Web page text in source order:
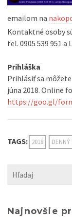
emailom na
Kontaktné osoby
tel. 0905 539 951 a
Prihláška
Prihlásiť sa
júna 2018. Online
https://goo.gl/
TAGS: 2018 DENNÝ
Search
Najnovšie